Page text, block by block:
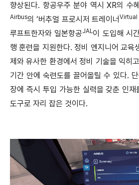
향상된다. 항공우주 분야 역시 XR의 수
Airbus의 ‘버추얼 프로시저 트레이너 Virtual
루프트한자와 일본항공JAL이 도입해 시
행 훈련을 지원한다. 정비 엔지니어 교육
제와 유사한 환경에서 정비 기술을 익히
기간 안에 숙련도를 끌어올릴 수 있다.
장에 즉시 투입 가능한 실력을 갖춘 인재
도구로 자리 잡은 것이다.